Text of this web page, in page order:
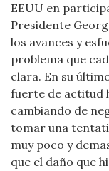
EEUU en
Presidente
los avances y
problema que
clara. En su
fuerte de actitud
cambiando de
tomar una
muy poco y
que el daño que